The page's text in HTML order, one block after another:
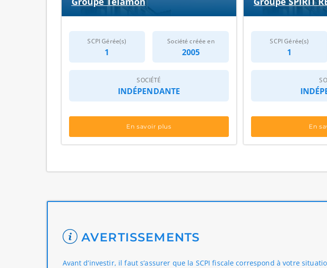
SCPI Gérée(s)
1
Société créée en
2005
SOCIÉTÉ
INDÉPENDANTE
En savoir plus
SCPI Gérée(s)
1
En
AVERTISSEMENTS
Avant d’investir, il faut s’assurer que la SCPI fiscale correspond à votre